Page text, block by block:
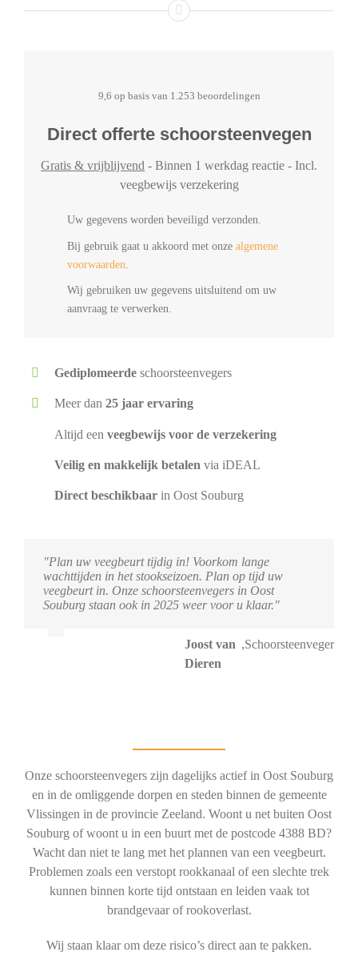
9,6 op basis van 1.253 beoordelingen
Direct offerte schoorsteenvegen
Gratis & vrijblijvend - Binnen 1 werkdag reactie - Incl.
veegbewijs verzekering
Uw gegevens worden beveiligd verzonden.
Bij gebruik gaat u akkoord met onze algemene
voorwaarden
Wij gebruiken uw gegevens uitsluitend om uw
aanvraag te verwerken.
Gediplomeerde schoorsteenvegers
Meer dan25 jaar ervaring
Altijd eenveegbewijs voor de verzekering
Veilig en makkelijk betalen via iDEAL
Direct beschikbaar in Oost Souburg
"Plan uw veegbeurt tijdig in! Voorkom lange
wachttijden in het stookseizoen. Plan op tijd uw
veegbeurt in. Onze schoorsteenvegers in Oost
Souburg staan ook in 2025 weer voor u klaar."
Joost van
Dieren
,Schoorsteenveger
Onze schoorsteenvegers zijn dagelijks actief in Oost Souburg
en in de omliggende dorpen en steden binnen de gemeente
Vlissingen in de provincie Zeeland. Woont u net buiten Oost
Souburg of woont u in een buurt met de postcode 4388 BD?
Wacht dan niet te lang met het plannen van een veegbeurt.
Problemen zoals een verstopt rookkanaal of een slechte trek
kunnen binnen korte tijd ontstaan en leiden vaak tot
brandgevaar of rookoverlast.
Wij staan klaar om deze risico’s direct aan te pakken.